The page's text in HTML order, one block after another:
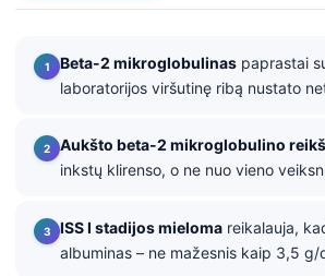
Beta-2 mikroglobulinas paprastai
laboratorijos viršutinę ribą nustato
Aukšto beta-2 mikroglobulino
inkstų klirenso, o ne nuo vieno
ISS I stadijos mieloma reikalauja,
albuminas – ne mažesnis kaip 3,5 g/